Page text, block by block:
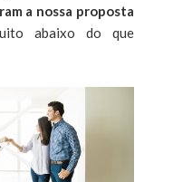
a nossa proposta
abaixo do que